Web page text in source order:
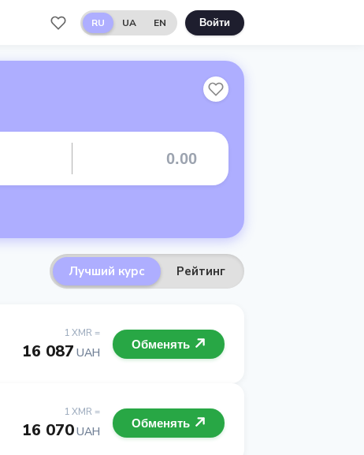
RU UA EN Войти
Лучший курс Рейтинг
1 XMR =
16 087 UAH
Обменять
1 XMR =
16 070UAH
Обменять